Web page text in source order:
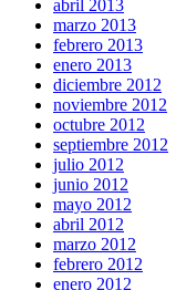
abril 2013
marzo 2013
febrero 2013
enero 2013
diciembre 2012
noviembre 2012
octubre 2012
septiembre 2012
julio 2012
junio 2012
mayo 2012
abril 2012
marzo 2012
febrero 2012
enero 2012